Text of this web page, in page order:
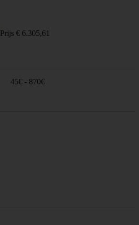
Prijs € 6.305,61
45€ - 870€